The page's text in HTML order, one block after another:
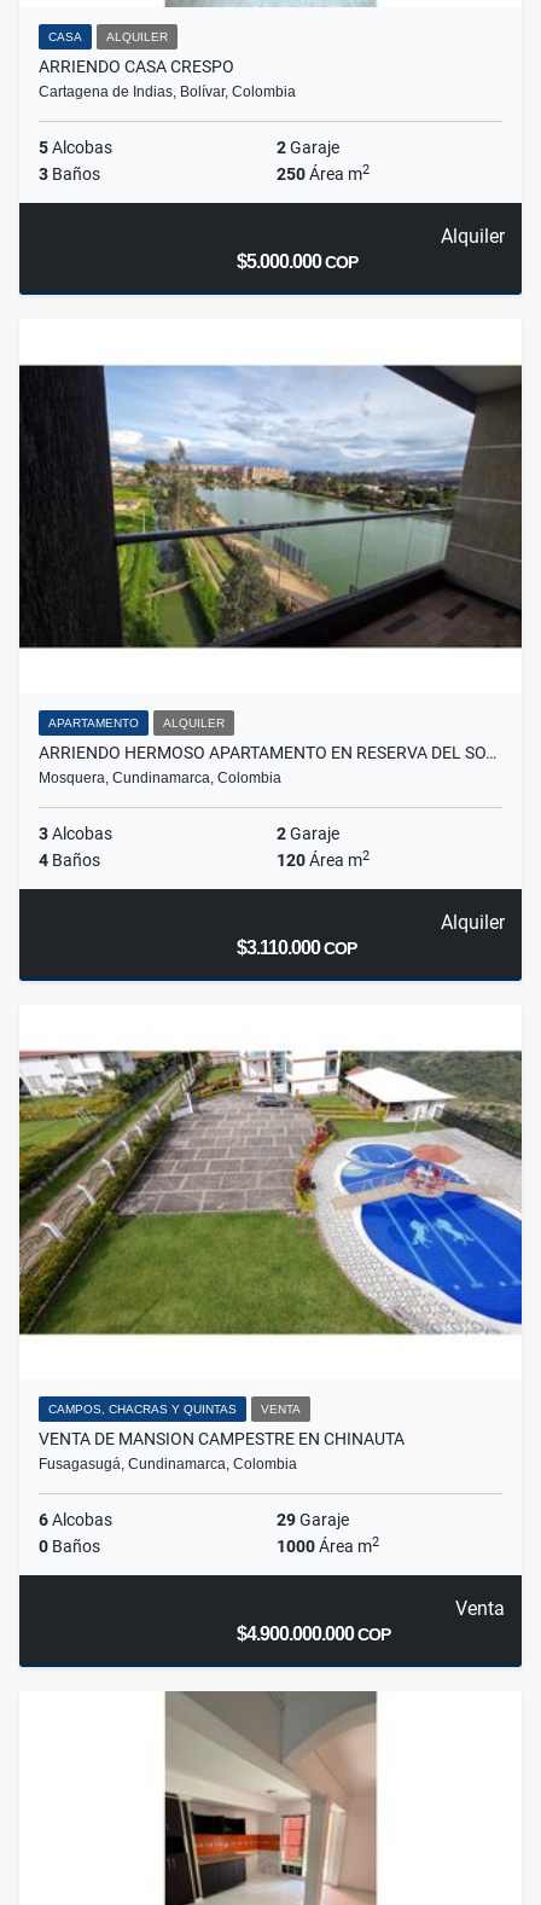
CASA ALQUILER
ARRIENDO CASA CRESPO
Cartagena de Indias, Bolívar, Colombia
5Alcobas 2Garaje
3 Baños 250Área m2
Alquiler
$5.000.000COP
APARTAMENTO ALQUILER
ARRIENDO HERMOSO APARTAMENTO EN RESERVA DEL SO…
Mosquera, Cundinamarca, Colombia
3Alcobas 2Garaje
4 Baños 120Área m2
Alquiler
$3.110.000COP
CAMPOS, CHACRAS Y QUINTAS VENTA
VENTA DE MANSION CAMPESTRE EN CHINAUTA
Fusagasugá, Cundinamarca, Colombia
6Alcobas 29Garaje
0 Baños 1000Área m2
Venta
$4.900.000.000COP